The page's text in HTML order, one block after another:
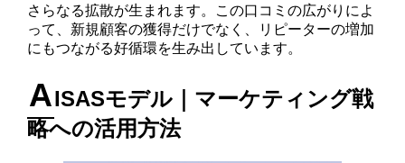
さらなる拡散が生まれます。この口コミの広がりによ
って、新規顧客の獲得だけでなく、リピーターの増加
にもつながる好循環を生み出しています。
AISASモデル｜マーケティング戦
略への活用方法